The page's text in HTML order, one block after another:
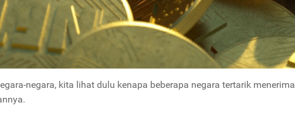
negara, kita lihat dulu kenapa beberapa negara tertarik menerima